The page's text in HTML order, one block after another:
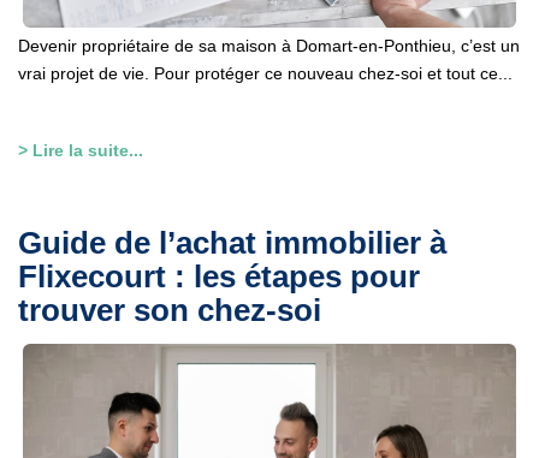
Devenir propriétaire de sa maison à Domart-en-Ponthieu, c’est un
vrai projet de vie. Pour protéger ce nouveau chez-soi et tout ce...
> Lire la suite...
Guide de l’achat immobilier à
Flixecourt : les étapes pour
trouver son chez-soi